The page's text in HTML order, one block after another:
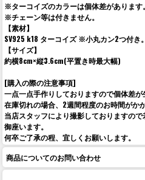
※ターコイズのカラーは個体差があります。
※チェーン等は付きません。
【素材】
SV925 k18 ターコイズ ※小丸カン2つ付き。
【サイズ】
約横8cm×縦3.6cm(平置き時最大幅)
[購入の際の注意事項]
一点一点手作りしておりますので個体差が
在庫切れの場合、2週間程度のお時間がか
当店スタッフにより撮影しておりますの
御座います。
何卒ご了承の程、宜しくお願いします。
商品についてのお問い合わせ